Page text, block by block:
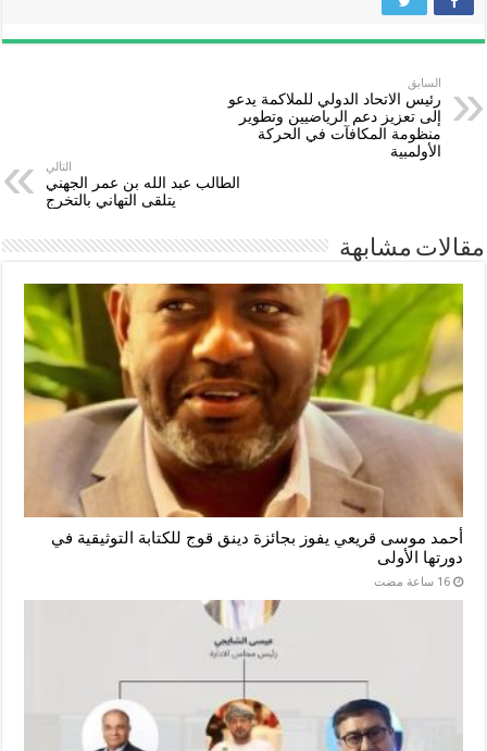
السابق
رئيس الاتحاد الدولي للملاكمة يدعو
إلى تعزيز دعم الرياضيين وتطوير
منظومة المكافآت في الحركة
الأولمبية
التالي
الطالب عبد الله بن عمر الجهني
يتلقى التهاني بالتخرج
مقالات مشابهة
أحمد موسى قريعي يفوز بجائزة دينق قوج للكتابة التوثيقية في
دورتها الأولى
‏16 ساعة مضت